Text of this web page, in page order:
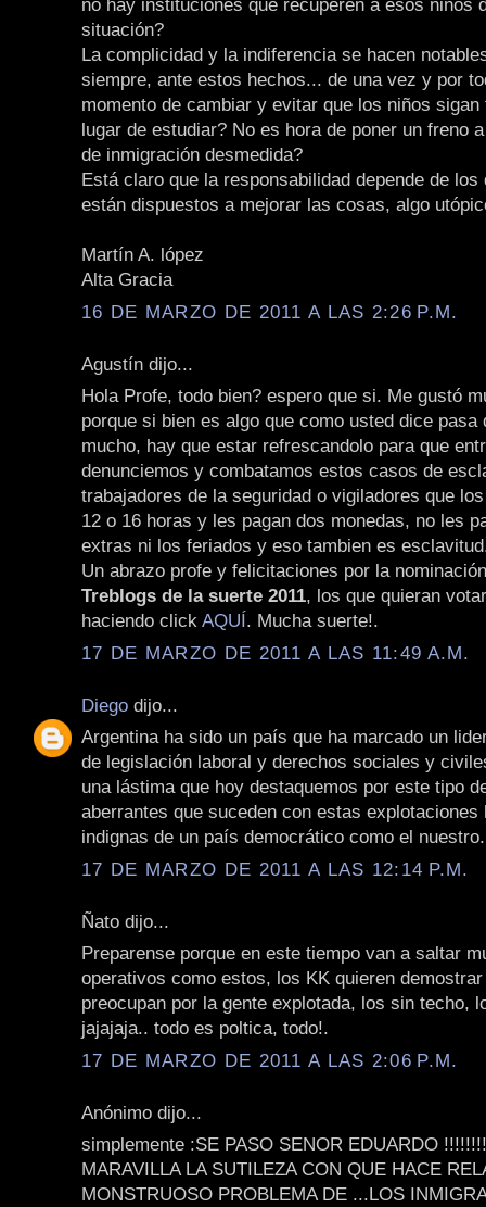
no hay instituciones que recuperen a esos niños
situación?
La complicidad y la indiferencia se hacen
siempre, ante estos hechos... de una vez y por
momento de cambiar y evitar que los niños sigan
lugar de estudiar? No es hora de poner un freno
de inmigración desmedida?
Está claro que la responsabilidad depende de los
están dispuestos a mejorar las cosas, algo
Martín A. lópez
Alta Gracia
16 DE MARZO DE 2011 A LAS 2:26 P.M.
Agustín dijo...
Hola Profe, todo bien? espero que si. Me gustó
porque si bien es algo que como usted dice pasa
mucho, hay que estar refrescandolo para que
denunciemos y combatamos estos casos de
trabajadores de la seguridad o vigiladores que
12 o 16 horas y les pagan dos monedas, no les
extras ni los feriados y eso tambien es
Un abrazo profe y felicitaciones por la
Treblogs de la suerte 2011, los que quieran
haciendo click AQUÍ. Mucha suerte!.
17 DE MARZO DE 2011 A LAS 11:49 A.M.
Diego dijo...
Argentina ha sido un país que ha marcado un
de legislación laboral y derechos sociales y
una lástima que hoy destaquemos por este tipo
aberrantes que suceden con estas explotaciones
indignas de un país democrático como el nuestro.
17 DE MARZO DE 2011 A LAS 12:14 P.M.
Ñato dijo...
Preparense porque en este tiempo van a saltar
operativos como estos, los KK quieren
preocupan por la gente explotada, los sin techo,
jajajaja.. todo es poltica, todo!.
17 DE MARZO DE 2011 A LAS 2:06 P.M.
Anónimo dijo...
simplemente :SE PASO SENOR EDUARDO
MARAVILLA LA SUTILEZA CON QUE HACE
MONSTRUOSO PROBLEMA DE ...LOS